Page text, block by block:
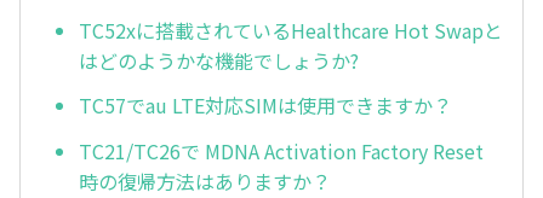
TC52xに搭載されているHealthcare Hot Swapと
はどのようかな機能でしょうか?
TC57でau LTE対応SIMは使用できますか？
TC21/TC26で MDNA Activation Factory Reset
時の復帰方法はありますか？